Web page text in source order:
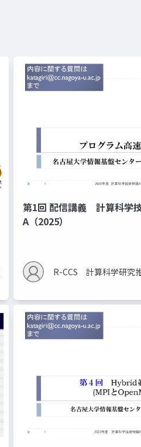
第1回 配信講義 計算科学
A（2025）
R-CCS 計算科学研究